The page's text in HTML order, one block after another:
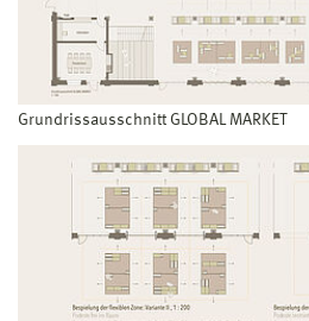
Grundrissausschnitt GLOBAL MARKET